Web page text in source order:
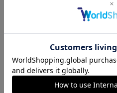
プメントとしての本質機能を
部機構には、超音波モーター
ゴリズムを改良し、よりスム
せた後、フォーカスリングを
整ができるフルタイムマニ
い精度と堅牢性を兼ね備えた
使用に耐えうるよう、表面
品質なレンズづくりを実現し
L マウント：755g
ソニー E マウント：734g
ケース
花形フード（LH730-03）付
SIGMA 交換レンズ・レンズアクセ
35mm F1.4 DG HSM | Art ニコン
トップ
>交換レンズ・レンズアク
SIGMA 交換レンズ・レンズアク
>SIGMA 交換レンズ・レンズアク
>35mm F1.4 DG HSM | Art ニコンF
交換レンズ・レンズアク